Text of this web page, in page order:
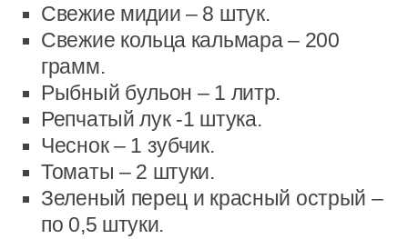
Свежие мидии – 8 штук.
Свежие кольца кальмара – 200
грамм.
Рыбный бульон – 1 литр.
Репчатый лук -1 штука.
Чеснок – 1 зубчик.
Томаты – 2 штуки.
Зеленый перец и красный острый –
по 0,5 штуки.